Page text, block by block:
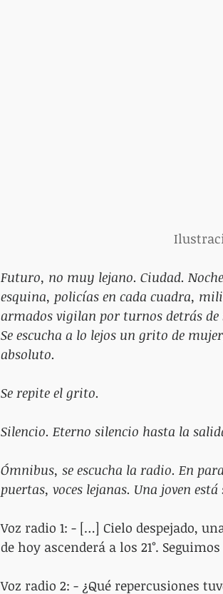
Futuro, no muy lejano. Ciudad.
esquina, policías en cada cuadra,
armados vigilan por turnos detrás
Se escucha a lo lejos un grito de
absoluto.
Se repite el grito.
Silencio. Eterno silencio hasta la
Ómnibus, se escucha la radio. En
puertas, voces lejanas. Una joven
Voz radio 1: - […] Cielo despejado,
de hoy ascenderá a los 21°.
Voz radio 2: - ¿Qué repercusiones